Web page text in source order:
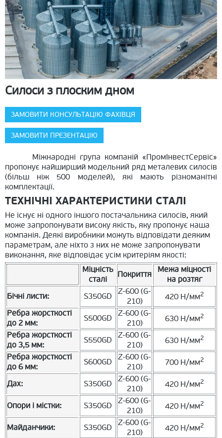
Силоси з плоским дном
ЗАМОВИТИ КОНСУЛЬТАЦІЮ ФАХІВЦЯ
ЗАМОВИТИ ПРЕЗЕНТАЦІЮ
Міжнародні група компаній «ПромІнвестСервіс»
пропонує найширший модельний ряд металевих силосів
(більш ніж 500 моделей), які мають різноманітні
комплектації.
ТЕХНІЧНІ ХАРАКТЕРИСТИКИ СТАЛІ
Не існує ні одного іншого постачальника силосів, який
може запропонувати високу якість, яку пропонує наша
компанія. Деякі виробники можуть відповідати деяким
параметрам, але ніхто з них не може запропонувати
виконання, яке відповідає усім критеріям якості:
Міцність
сталі
Покриття
Межа міцності
на розтяг
Бічні листи:
S350GD
Z-600 (G-
210)
420 Н/мм2
Ребра жорсткості
до 2 мм:
S500GD
Z-600 (G-
210)
630 Н/мм2
Ребра жорсткості
до 3,5 мм:
S550GD
Z-600 (G-
210)
630 Н/мм2
Ребра жорсткості
до 6 мм:
S600GD
Z-600 (G-
210)
700 Н/мм2
Дах: S350GD
Z-600 (G-
210)
420 Н/мм2
Опори і містки: S350GD
Z-600 (G-
210)
420 Н/мм2
Майданчики: S350GD
Z-600 (G-
210)
420 Н/мм2